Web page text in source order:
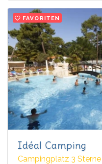
FAVORITEN
Idéal Camping
Campingplatz 3 Sterne